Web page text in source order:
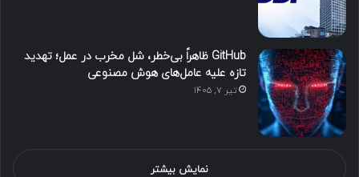
GitHub ظاهراً بی‌خطر، شل مخرب در عمل؛ تهدید
تازه علیه عامل‌های هوش مصنوعی
تیر ۷, ۱۴۰۵
نمایش بیشتر